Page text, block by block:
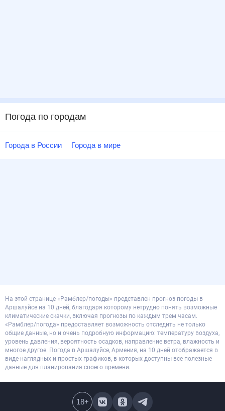
Погода по городам
Города в России Города в мире
На этой странице «Рамблер/погоды» представлен прогноз погоды в
Аршалуйсе на 10 дней, благодаря которому нетрудно понять возможные
климатические скачки, включая прогнозы по каждым трем часам.
«Рамблер/погода» предоставляет возможность отследить не только
общие данные, но и очень подробную информацию: температуру воздуха,
уровень давления, вероятность осадков, направление ветра, влажность и
многое другое. Погода в Аршалуйсе, Армения, на 10 дней отображается в
виде наглядных и простых графиков, в которых доступны все полезные
данные для планирования своего времени.
18+